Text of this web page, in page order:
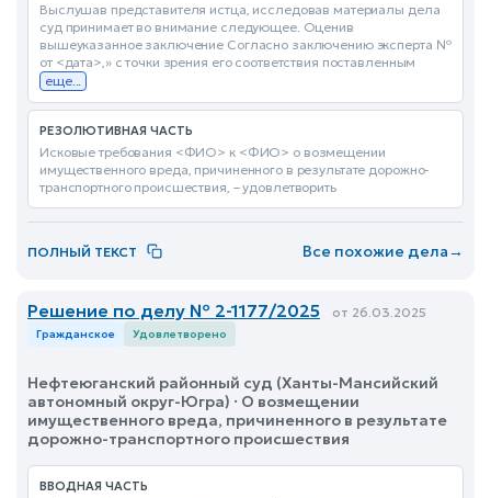
Выслушав представителя истца, исследовав материалы дела
суд принимает во внимание следующее. Оценив
вышеуказанное заключение Согласно заключению эксперта №
от <дата>,» с точки зрения его соответствия поставленным
еще...
РЕЗОЛЮТИВНАЯ ЧАСТЬ
Исковые требования <ФИО> к <ФИО> о возмещении
имущественного вреда, причиненного в результате дорожно-
транспортного происшествия, – удовлетворить
ПОЛНЫЙ ТЕКСТ Все похожие дела→
Решение по делу № 2-1177/2025 от 26.03.2025
Гражданское Удовлетворено
Нефтеюганский районный суд (Ханты-Мансийский
автономный округ-Югра) · О возмещении
имущественного вреда, причиненного в результате
дорожно-транспортного происшествия
ВВОДНАЯ ЧАСТЬ